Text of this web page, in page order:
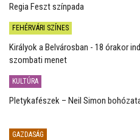
Regia Feszt színpada
FEHÉRVÁRI SZÍNES
Királyok a Belvárosban - 18 órakor
szombati menet
KULTÚRA
Pletykafészek – Neil Simon
GAZDASÁG